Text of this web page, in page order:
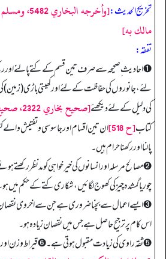
تخریج الحدیث:
مالك به]
تفقه:
➊ احادیث ِ صحیحہ سے صرف تین قسم کے کتے پالنے اور
لئے، جانوروں کی حفاظت کے لئے اور کھیتی باڑی
کی دلیل کے لئے دیکھئے[صحيح بخاري 2322، صحيح مسلم 1576]
کتاب[ح 518]
ان تین اقسام اور جاسوسی و تفتیش
پالنا اور رکھنا حرام ہیں۔
➋ مصالح مرسلہ اور انسانوں کی خیر خواہی کو مدنظر رکھتے
چور یا گمشدہ چیز کی کھوج لگائیں، شکاری کتے کے حکم میں
➌ ایسے اعمال سے بچنا ضروری ہے جن سے اخروی نقصان
اس کام پر ترجیح حاصل ہے جس میں نقصان زیادہ ہو۔
➎ ثقہ راوی کی زیادت مقبول ہوتی ہے۔ ➏ قیراط وزن اور